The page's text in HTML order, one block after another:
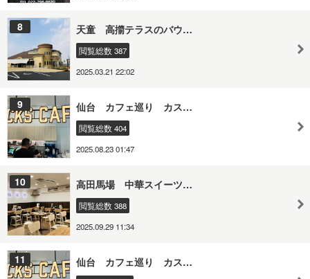
8 天童 高擶テラスのバウ…
閲覧総数 387
2025.03.21 22:02
9 仙台 カフェ巡り カス…
閲覧総数 404
2025.08.23 01:47
10 高田馬場 中華スイーツ…
閲覧総数 388
2025.09.29 11:34
11 仙台 カフェ巡り カス…